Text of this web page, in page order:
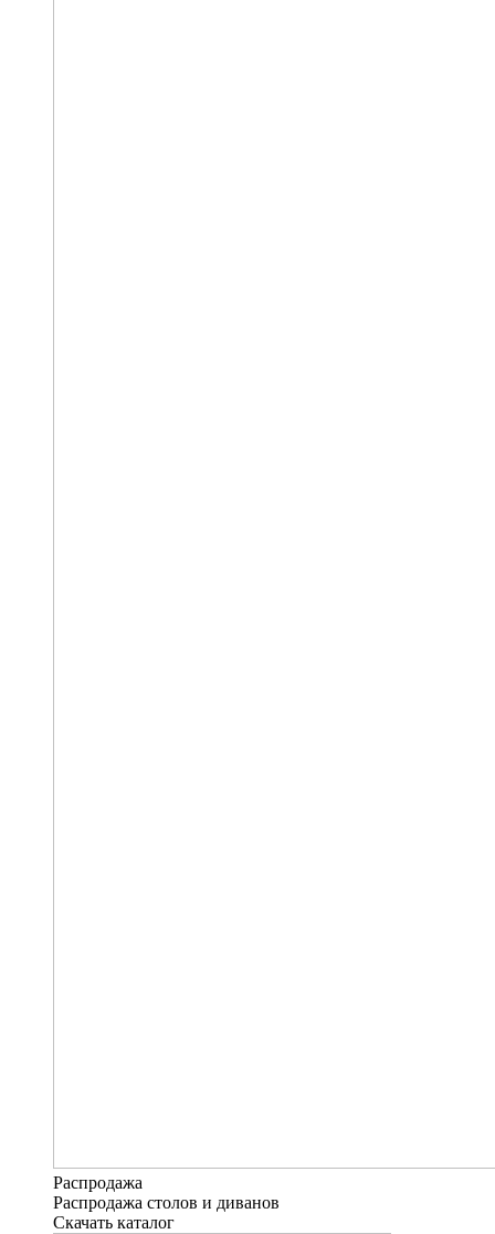
Распродажа
Распродажа столов и диванов
Скачать каталог